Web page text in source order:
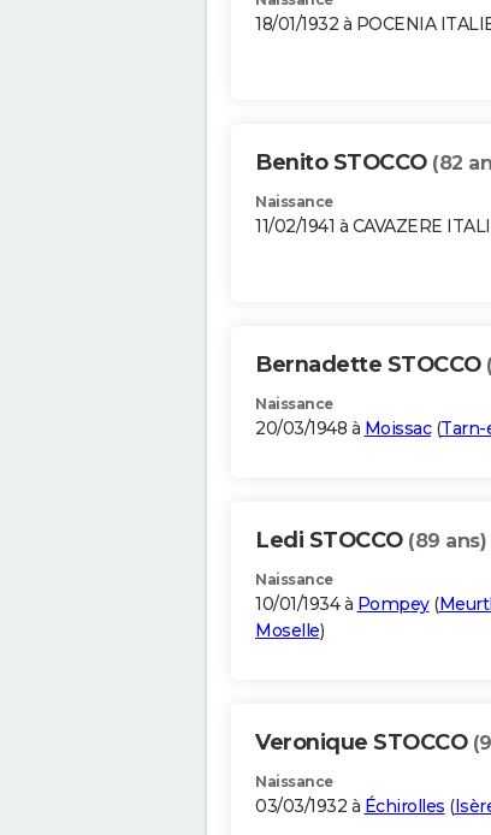
18/01/1932 à POCENIA
Benito STOCCO (82
Naissance
11/02/1941 à CAVAZERE
Bernadette STOCCO
Naissance
20/03/1948 à Moissac(Tarn-
Ledi STOCCO (89 ans)
Naissance
10/01/1934 à Pompey(
Moselle)
Veronique STOCCO
Naissance
03/03/1932 à Échirolles (